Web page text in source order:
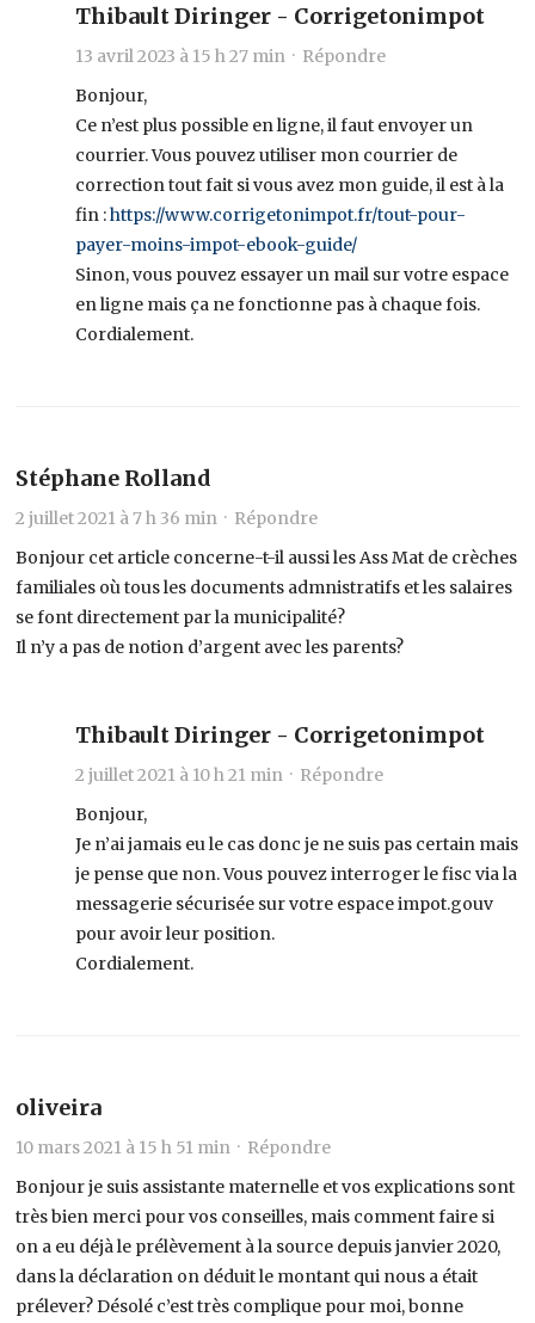
Thibault Diringer - Corrigetonimpot
13 avril 2023 à 15 h 27 min · Répondre
Bonjour,
Ce n’est plus possible en ligne, il faut envoyer un
courrier. Vous pouvez utiliser mon courrier de
correction tout fait si vous avez mon guide, il est à la
fin :https://www.corrigetonimpot.fr/tout-pour-
payer-moins-impot-ebook-guide/
Sinon, vous pouvez essayer un mail sur votre espace
en ligne mais ça ne fonctionne pas à chaque fois.
Cordialement.
Stéphane Rolland
2 juillet 2021 à 7 h 36 min · Répondre
Bonjour cet article concerne-t-il aussi les Ass Mat de crèches
familiales où tous les documents admnistratifs et les salaires
se font directement par la municipalité?
Il n’y a pas de notion d’argent avec les parents?
Thibault Diringer - Corrigetonimpot
2 juillet 2021 à 10 h 21 min · Répondre
Bonjour,
Je n’ai jamais eu le cas donc je ne suis pas certain mais
je pense que non. Vous pouvez interroger le fisc via la
messagerie sécurisée sur votre espace impot.gouv
pour avoir leur position.
Cordialement.
oliveira
10 mars 2021 à 15 h 51 min · Répondre
Bonjour je suis assistante maternelle et vos explications sont
très bien merci pour vos conseilles, mais comment faire si
on a eu déjà le prélèvement à la source depuis janvier 2020,
dans la déclaration on déduit le montant qui nous a était
prélever? Désolé c’est très complique pour moi, bonne